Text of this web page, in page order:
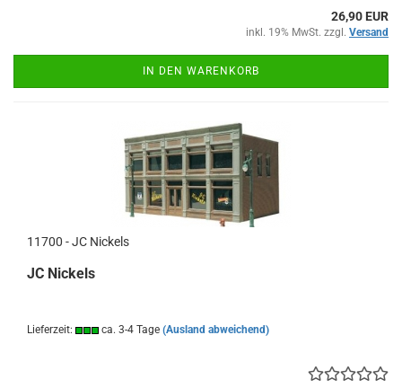
26,90 EUR
inkl. 19% MwSt. zzgl. Versand
IN DEN WARENKORB
11700 - JC Nickels
JC Nickels
Lieferzeit: ca. 3-4 Tage (Ausland abweichend)